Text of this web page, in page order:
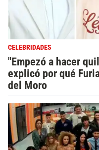
CELEBRIDADES
"Empezó a hacer
explicó por qué
del Moro